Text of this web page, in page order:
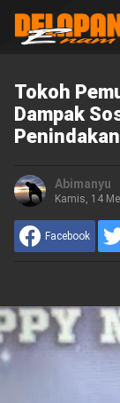
Tokoh
Dampak
Abimanyu
Kamis, 14
Facebook